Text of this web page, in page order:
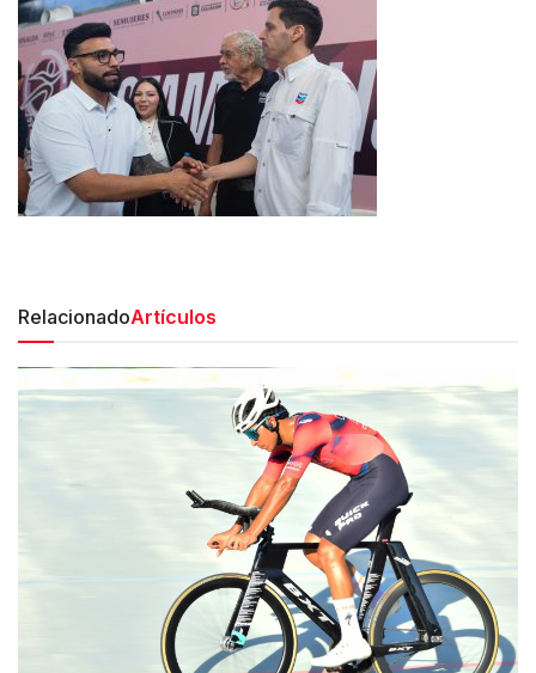
RelacionadoArtículos